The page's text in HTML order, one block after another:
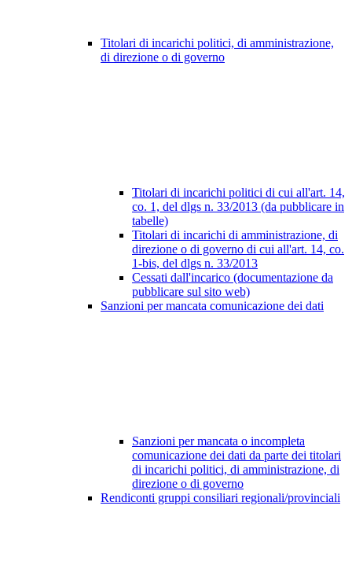
Titolari di incarichi politici, di amministrazione,
di direzione o di governo
Titolari di incarichi politici di cui all'art. 14,
co. 1, del dlgs n. 33/2013 (da pubblicare in
tabelle)
Titolari di incarichi di amministrazione, di
direzione o di governo di cui all'art. 14, co.
1-bis, del dlgs n. 33/2013
Cessati dall'incarico (documentazione da
pubblicare sul sito web)
Sanzioni per mancata comunicazione dei dati
Sanzioni per mancata o incompleta
comunicazione dei dati da parte dei titolari
di incarichi politici, di amministrazione, di
direzione o di governo
Rendiconti gruppi consiliari regionali/provinciali